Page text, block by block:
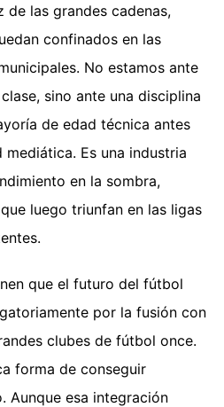
las grandes cadenas,
confinados en las
No estamos ante
sino ante una disciplina
de edad técnica antes
Es una industria
en la sombra,
luego triunfan en las ligas
que el futuro del fútbol
por la fusión con
clubes de fútbol once.
forma de conseguir
Aunque esa integración